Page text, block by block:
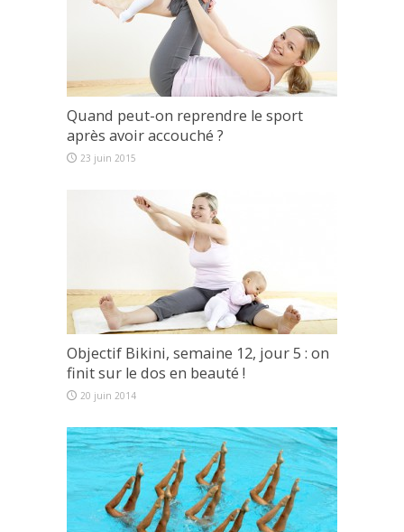
Quand peut-on reprendre le sport
après avoir accouché ?
23 juin 2015
Objectif Bikini, semaine 12, jour 5 : on
finit sur le dos en beauté !
20 juin 2014